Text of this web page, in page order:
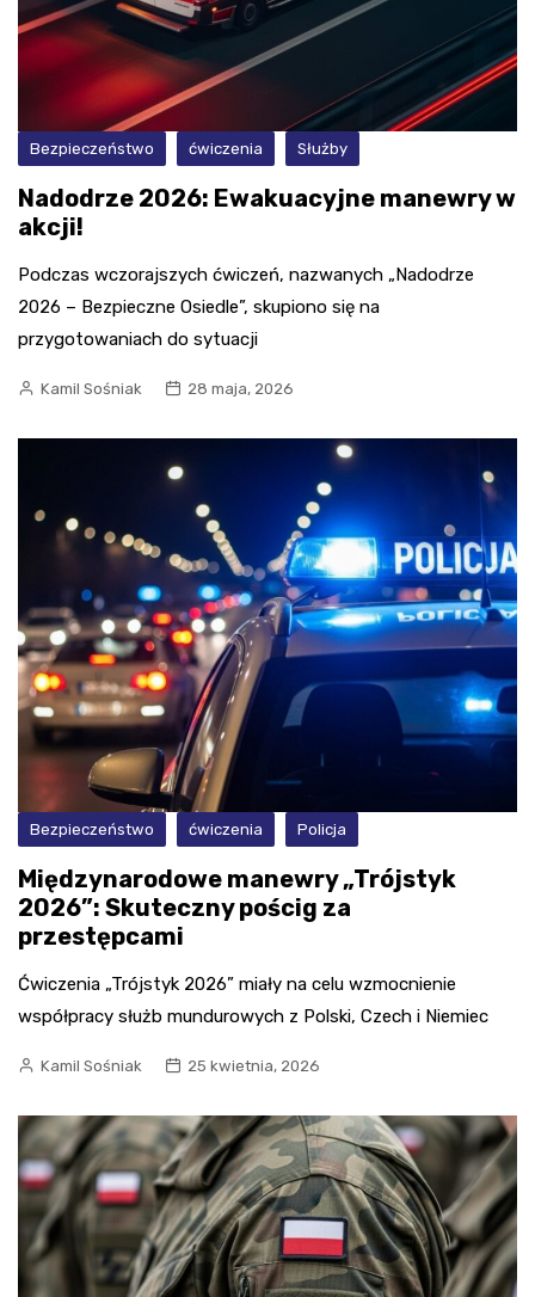
Bezpieczeństwo ćwiczenia Służby
Nadodrze 2026: Ewakuacyjne manewry w
akcji!
Podczas wczorajszych ćwiczeń, nazwanych „Nadodrze
2026 – Bezpieczne Osiedle”, skupiono się na
przygotowaniach do sytuacji
Kamil Sośniak 28 maja, 2026
Bezpieczeństwo ćwiczenia Policja
Międzynarodowe manewry „Trójstyk
2026”: Skuteczny pościg za
przestępcami
Ćwiczenia „Trójstyk 2026” miały na celu wzmocnienie
współpracy służb mundurowych z Polski, Czech i Niemiec
Kamil Sośniak 25 kwietnia, 2026